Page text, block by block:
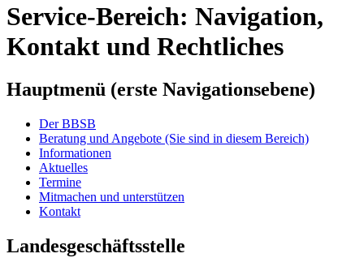
Service-Bereich: Navigation,
Kontakt und Rechtliches
Hauptmenü (erste Navigationsebene)
Der BBSB
Beratung und Angebote (Sie sind in diesem Bereich)
Informationen
Aktuelles
Termine
Mitmachen und unterstützen
Kontakt
Landesgeschäftsstelle